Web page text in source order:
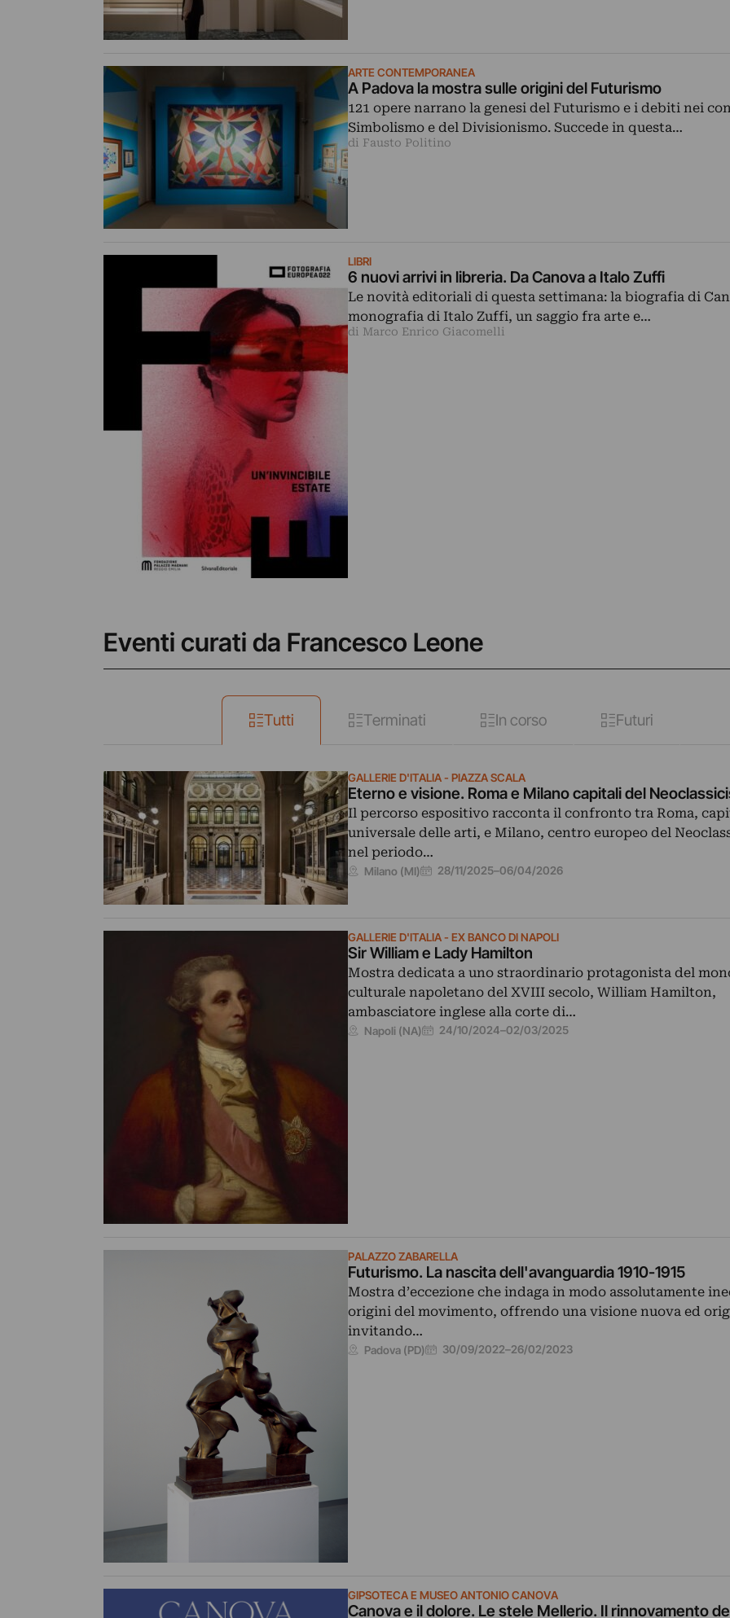
ARTE CONTEMPORANEA
A Padova la mostra sulle origini del Futurismo
121 opere narrano la genesi del Futurismo e i debiti nei
Simbolismo e del Divisionismo. Succede in questa…
di Fausto Politino
LIBRI
6 nuovi arrivi in libreria. Da Canova a Italo Zuffi
Le novità editoriali di questa settimana: la biografia di
monografia di Italo Zuffi, un saggio fra arte e…
di Marco Enrico Giacomelli
Eventi curati da Francesco Leone
Tutti Terminati In corso Futuri
GALLERIE D'ITALIA - PIAZZA SCALA
Eterno e visione. Roma e Milano capitali del
Il percorso espositivo racconta il confronto tra Roma,
universale delle arti, e Milano, centro europeo del
nel periodo…
Milano (MI) 28/11/2025–06/04/2026
GALLERIE D'ITALIA - EX BANCO DI NAPOLI
Sir William e Lady Hamilton
Mostra dedicata a uno straordinario protagonista del
culturale napoletano del XVIII secolo, William Hamilton,
ambasciatore inglese alla corte di…
Napoli (NA) 24/10/2024–02/03/2025
PALAZZO ZABARELLA
Futurismo. La nascita dell'avanguardia 1910-1915
Mostra d’eccezione che indaga in modo assolutamente
origini del movimento, offrendo una visione nuova ed
invitando…
Padova (PD) 30/09/2022–26/02/2023
GIPSOTECA E MUSEO ANTONIO CANOVA
Canova e il dolore. Le stele Mellerio. Il rinnovamento